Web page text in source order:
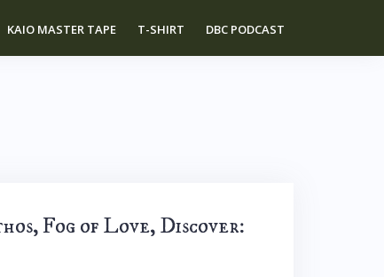
KAIO MASTER TAPE T-SHIRT DBC PODCAST
Fog of Love, Discover: